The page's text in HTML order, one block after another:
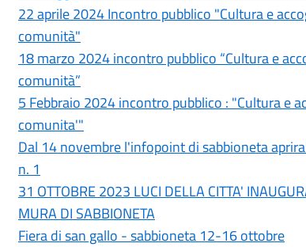
22 aprile 2024 Incontro pubblico "Cultura e
comunità"
18 marzo 2024 incontro pubblico “Cultura e
comunità”
5 Febbraio 2024 incontro pubblico : "Cultura e
comunita'"
Dal 14 novembre l'infopoint di sabbioneta
n. 1
31 OTTOBRE 2023 LUCI DELLA CITTA'
MURA DI SABBIONETA
Fiera di san gallo - sabbioneta 12-16 ottobre